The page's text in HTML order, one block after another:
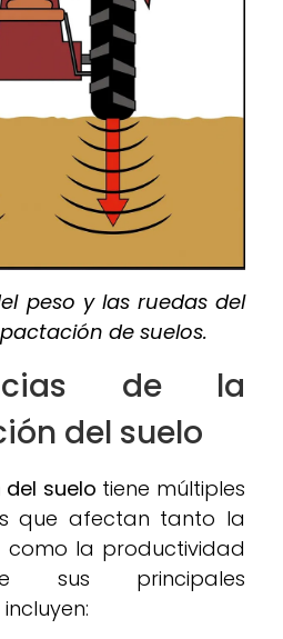
peso y las ruedas del
de suelos.
de la
del suelo
suelo tiene múltiples
que afectan tanto la
como la productividad
sus principales